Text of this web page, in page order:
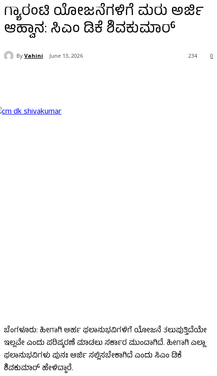
ಗ್ಯಾರಂಟಿ ಯೋಜನೆಗಳಿಗೆ ಮರು ಅರ್ಜಿ
ಆಹ್ವಾನ: ಸಿಎಂ ಡಿಕೆ ಶಿವಕುಮಾರ್
By Vahini June 13, 2026 0
234
ಬೆಂಗಳೂರು: ಹೀಗಾಗಿ ಅರ್ಹ ಫಲಾನುಭವಿಗಳಿಗೆ ಯೋಜನೆ ತಲುಪುತ್ತಿದೆಯೇ
ಇಲ್ಲವೇ ಎಂದು ಪರಿಷ್ಕರಣೆ ಮಾಡಲು ಸರ್ಕಾರ ಮುಂದಾಗಿದೆ. ಹೀಗಾಗಿ ಎಲ್ಲಾ
ಫಲಾನುಭವಿಗಳು ಪುನಃ ಅರ್ಜಿ ಸಲ್ಲಿಸಬೇಕಾಗಿದೆ ಎಂದು ಸಿಎಂ ಡಿಕೆ
ಶಿವಕುಮಾರ್ ಹೇಳಿದ್ದಾರೆ.